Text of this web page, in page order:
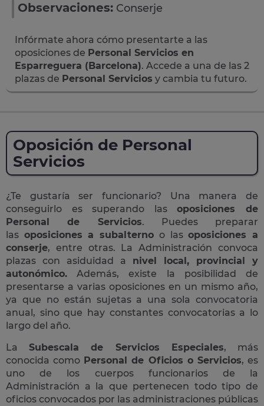
Observaciones: Conserje
Infórmate ahora cómo presentarte a las
oposiciones de Personal Servicios en
Esparreguera (Barcelona). Accede a una de las 2
plazas de Personal Servicios y cambia tu futuro.
Oposición de Personal
Servicios
¿Te gustaría ser funcionario? Una manera de
conseguirlo es superando lasoposiciones de
Personal de Servicios. Puedes preparar
las oposiciones a subalterno o lasoposiciones a
conserje, entre otras. La Administración convoca
plazas con asiduidad a nivel local, provincial y
autonómico. Además, existe la posibilidad de
presentarse a varias oposiciones en un mismo año,
ya que no están sujetas a una sola convocatoria
anual, sino que hay constantes convocatorias a lo
largo del año.
LaSubescala de Servicios Especiales, más
conocida como Personal de Oficios o Servicios, es
uno de los cuerpos funcionarios de la
Administración a la que pertenecen todo tipo de
oficios convocados por las administraciones públicas